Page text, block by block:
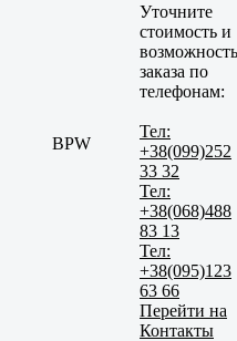
BPW
Уточните
стоимость и
возможность
заказа по
телефонам:
Тел:
+38(099)252
33 32
Тел:
+38(068)488
83 13
Тел:
+38(095)123
63 66
Перейти на
Контакты